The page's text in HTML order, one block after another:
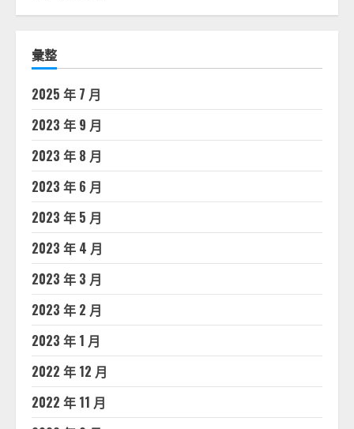
彙整
2025 年 7 月
2023 年 9 月
2023 年 8 月
2023 年 6 月
2023 年 5 月
2023 年 4 月
2023 年 3 月
2023 年 2 月
2023 年 1 月
2022 年 12 月
2022 年 11 月